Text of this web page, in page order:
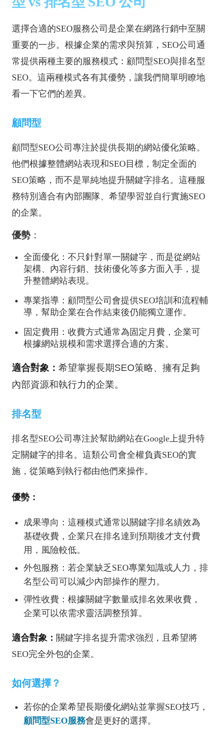
選擇合適的SEO服務公司是企業在網路行銷中至關
重要的一步。根據企業的需求與預算，SEO公司通
常提供兩種主要的服務模式：顧問型SEO與排名型
SEO。這兩種模式各有其優勢，讓我們簡單明瞭地
看一下它們的差異。
顧問型
顧問型SEO公司專注於提供長期的網站優化策略。
他們根據整體網站表現和SEO目標，制定全面的
SEO策略，而不是單純地提升關鍵字排名。這種服
務特別適合有內部團隊、希望學習並自行實施SEO
的企業。
優勢 ：
全面優化：不只針對單一關鍵字，而是從網站
架構、內容行銷、技術優化等多方面入手，提
升整體網站表現。
專業指導：顧問型公司會提供SEO培訓和流程輔
導，幫助企業在合作結束後仍能獨立運作。
固定費用：收費方式通常為固定月費，企業可
根據網站規模和需求選擇合適的方案。
適合對象 ： 希望掌握長期SEO策略、擁有足夠
內部資源和執行力的企業。
排名型
排名型SEO公司專注於幫助網站在Google上提升特
定關鍵字的排名。這類公司會全權負責SEO的實
施，從策略到執行都由他們來操作。
優勢：
成果導向：這種模式通常以關鍵字排名績效為
基礎收費，企業只在排名達到預期後才支付費
用，風險較低。
外包服務：若企業缺乏SEO專業知識或人力，排
名型公司可以減少內部操作的壓力。
彈性收費：根據關鍵字數量或排名效果收費，
企業可以依需求靈活調整預算。
適合對象： 關鍵字排名提升需求強烈，且希望將
SEO完全外包的企業。
如何選擇？
若你的企業希望長期優化網站並掌握SEO技巧，
顧問型SEO服務會是更好的選擇。